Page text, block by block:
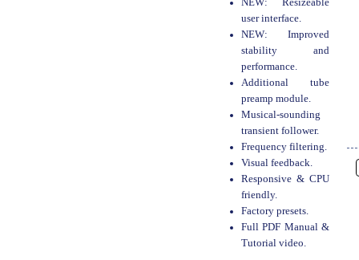
NEW: Resizeable
user interface.
NEW: Improved
stability and
performance.
Additional tube
preamp module.
Musical-sounding
transient follower.
Frequency filtering.
Visual feedback.
Responsive & CPU
friendly.
Factory presets.
Full PDF Manual &
Tutorial video.